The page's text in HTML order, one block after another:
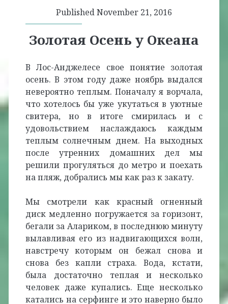
Published November 21, 2016
Золотая Осень у Океана
В Лос-Анджелесе свое понятие золотая
осень. В этом году даже ноябрь выдался
невероятно теплым. Поначалу я ворчала,
что хотелось бы уже укутаться в уютные
свитера, но в итоге смирилась и с
удовольствием наслаждаюсь каждым
теплым солнечным днем. На выходных
после утренних домашних дел мы
решили прогуляться до метро и поехать
на пляж, добрались мы как раз к закату.
Мы смотрели как красный огненный
диск медленно погружается за горизонт,
бегали за Алариком, в последнюю минуту
вылавливая его из надвигающихся волн,
навстречу которым он бежал снова и
снова без капли страха. Вода, кстати,
была достаточно теплая и несколько
человек даже купались. Еще несколько
катались на серфинге и это наверно было